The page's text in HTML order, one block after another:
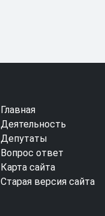
Главная
Деятельность
Депутаты
Вопрос ответ
Карта сайта
Старая версия сайта